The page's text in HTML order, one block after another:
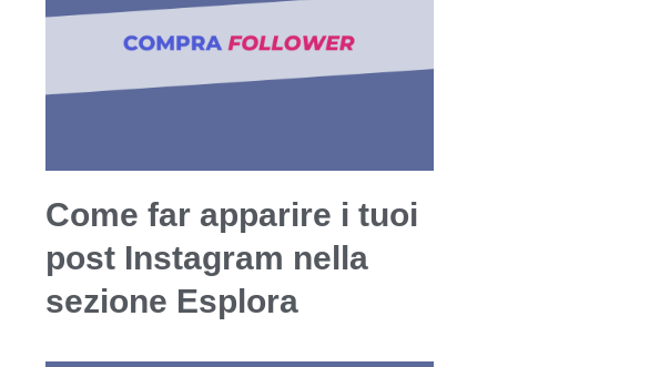
Come far apparire i tuoi
post Instagram nella
sezione Esplora